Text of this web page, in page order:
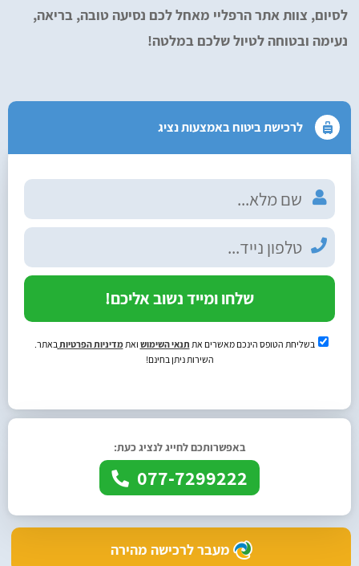
לסיום, צוות אתר הרפליי מאחל לכם נסיעה טובה, בריאה,
נעימה ובטוחה לטיול שלכם במלטה!
לרכישת ביטוח באמצעות נציג
שלחו ומייד נשוב אליכם!
בשליחת הטופס הינכם מאשרים את תנאי השימוש ואתמדיניות הפרטיות באתר.
השירות ניתן בחינם!
באפשרותכם לחייג לנציג כעת:
077-7299222
מעבר לרכישה מהירה